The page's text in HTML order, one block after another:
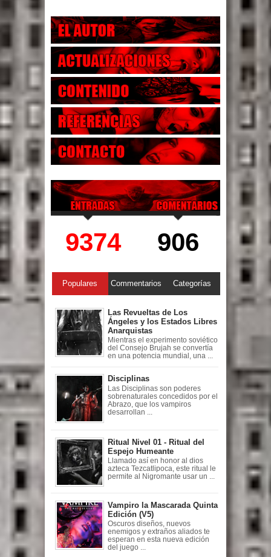
9374 906
Populares Commentarios Categorías
Las Revueltas de Los
Ángeles y los Estados Libres
Anarquistas
Mientras el experimento soviético
del Consejo Brujah se convertía
en una potencia mundial, una ...
Disciplinas
Las Disciplinas son poderes
sobrenaturales concedidos por el
Abrazo, que los vampiros
desarrollan ...
Ritual Nivel 01 - Ritual del
Espejo Humeante
Llamado así en honor al dios
azteca Tezcatlipoca, este ritual le
permite al Nigromante usar un ...
Vampiro la Mascarada Quinta
Edición (V5)
Oscuros diseños, nuevos
enemigos y extraños aliados te
esperan en esta nueva edición
del juego ...